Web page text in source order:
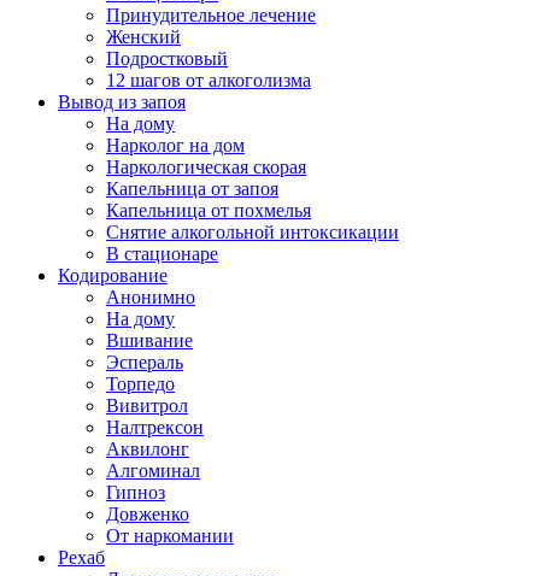
Принудительное лечение
Женский
Подростковый
12 шагов от алкоголизма
Вывод из запоя
На дому
Нарколог на дом
Наркологическая скорая
Капельница от запоя
Капельница от похмелья
Снятие алкогольной интоксикации
В стационаре
Кодирование
Анонимно
На дому
Вшивание
Эспераль
Торпедо
Вивитрол
Налтрексон
Аквилонг
Алгоминал
Гипноз
Довженко
От наркомании
Рехаб